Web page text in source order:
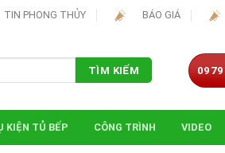
TIN PHONG THỦY BÁO GIÁ
TÌM KIẾM
KIỆN TỦ BẾP CÔNG TRÌNH VIDEO